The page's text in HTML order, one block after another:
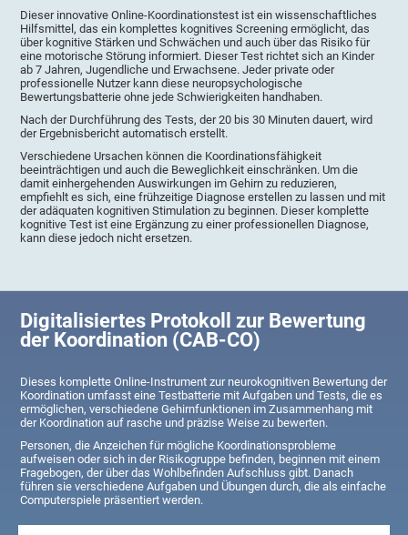
Dieser innovative Online-Koordinationstest ist ein wissenschaftliches
Hilfsmittel, das ein komplettes kognitives Screening ermöglicht, das
über kognitive Stärken und Schwächen und auch über das Risiko für
eine motorische Störung informiert. Dieser Test richtet sich an Kinder
ab 7 Jahren, Jugendliche und Erwachsene. Jeder private oder
professionelle Nutzer kann diese neuropsychologische
Bewertungsbatterie ohne jede Schwierigkeiten handhaben.
Nach der Durchführung des Tests, der 20 bis 30 Minuten dauert, wird
der Ergebnisbericht automatisch erstellt.
Verschiedene Ursachen können die Koordinationsfähigkeit
beeinträchtigen und auch die Beweglichkeit einschränken. Um die
damit einhergehenden Auswirkungen im Gehirn zu reduzieren,
empfiehlt es sich, eine frühzeitige Diagnose erstellen zu lassen und mit
der adäquaten kognitiven Stimulation zu beginnen. Dieser komplette
kognitive Test ist eine Ergänzung zu einer professionellen Diagnose,
kann diese jedoch nicht ersetzen.
Digitalisiertes Protokoll zur Bewertung
der Koordination (CAB-CO)
Dieses komplette Online-Instrument zur neurokognitiven Bewertung der
Koordination umfasst eine Testbatterie mit Aufgaben und Tests, die es
ermöglichen, verschiedene Gehirnfunktionen im Zusammenhang mit
der Koordination auf rasche und präzise Weise zu bewerten.
Personen, die Anzeichen für mögliche Koordinationsprobleme
aufweisen oder sich in der Risikogruppe befinden, beginnen mit einem
Fragebogen, der über das Wohlbefinden Aufschluss gibt. Danach
führen sie verschiedene Aufgaben und Übungen durch, die als einfache
Computerspiele präsentiert werden.